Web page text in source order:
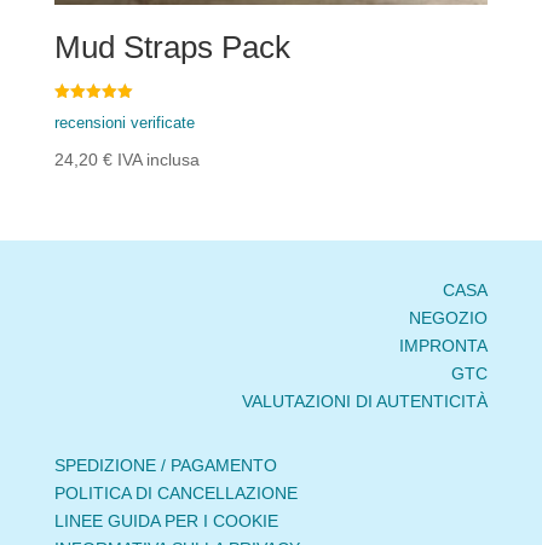
Mud Straps Pack
5.00
recensioni verificate
24,20 € IVA inclusa
CASA
NEGOZIO
IMPRONTA
GTC
VALUTAZIONI DI AUTENTICITÀ
SPEDIZIONE / PAGAMENTO
POLITICA DI CANCELLAZIONE
LINEE GUIDA PER I COOKIE